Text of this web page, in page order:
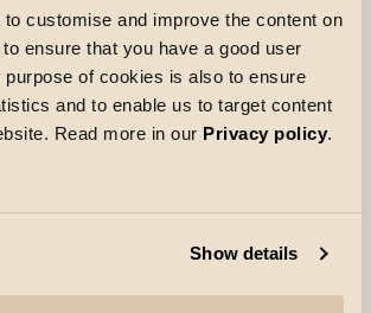
customise and improve the content on
ensure that you have a good user
purpose of cookies is also to ensure
and to enable us to target content
Read more in our Privacy policy.
Show details
kobles direkte til enheten, eller
kan tilkobles via terminalene.
programmeres til kun
uten dimmefunksjon.